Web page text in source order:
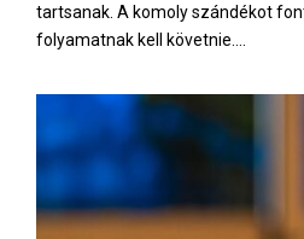
tartsanak. A komoly szándékot
folyamatnak kell követnie....